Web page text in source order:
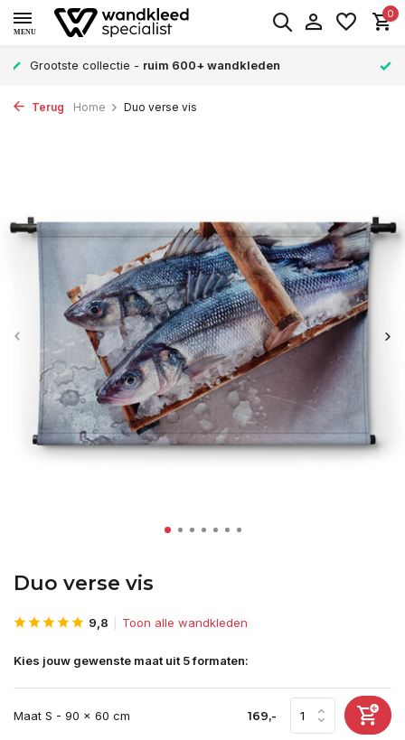
MENU
0
Verschillende formaten -altijd een passende maat
Terug Home Duo verse vis
Duo verse vis
9,8 Toon alle wandkleden
Kies jouw gewenste maat uit 5 formaten:
Maat S - 90 x 60 cm 169,-